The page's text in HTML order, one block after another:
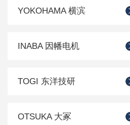
YOKOHAMA 横滨
INABA 因幡电机
TOGI 东洋技研
OTSUKA 大冢